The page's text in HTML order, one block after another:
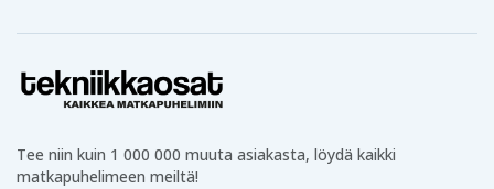
Tee niin kuin 1 000 000 muuta asiakasta, löydä kaikki
matkapuhelimeen meiltä!